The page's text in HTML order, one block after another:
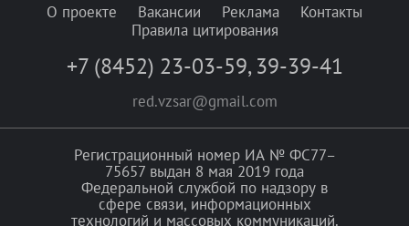
О проекте Вакансии Реклама
Контакты
Правила цитирования
+7 (8452) 23-03-59, 39-39-41
red.vzsar@gmail.com
Регистрационный номер ИА № ФС77–
75657 выдан 8 мая 2019 года
Федеральной службой по надзору в
сфере связи, информационных
технологий и массовых коммуникаций.